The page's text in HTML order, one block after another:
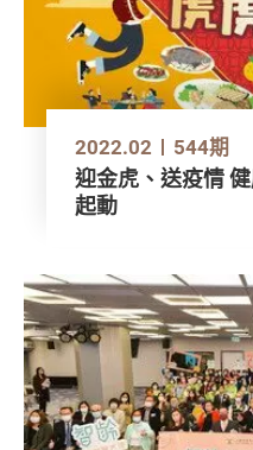
2022.02 544期
迎金虎、送疫情 健康消費「衣食住行」齊
起動